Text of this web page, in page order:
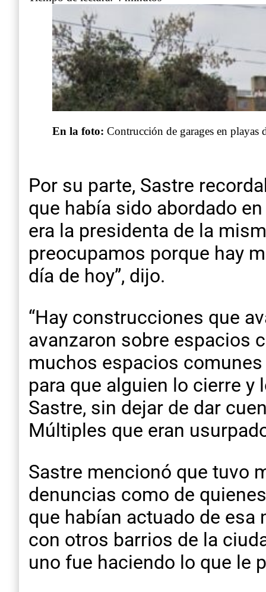
En la foto: Contrucción de garages en playas
Por su parte, Sastre
que había sido abordado
era la presidenta de la
preocupamos porque hay
día de hoy”, dijo.
“Hay construcciones que
avanzaron sobre espacios
muchos espacios
para que alguien lo cierre y
Sastre, sin dejar de dar
Múltiples que eran
Sastre mencionó que tuvo
denuncias como de
que habían actuado de esa
con otros barrios de la
uno fue haciendo lo que le